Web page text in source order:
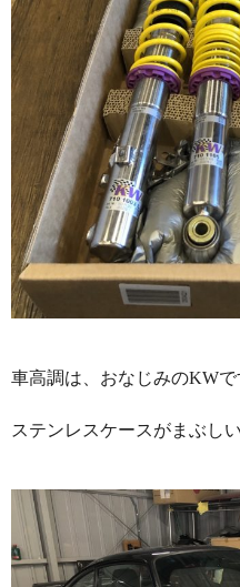
車高調は、おなじみのKWで
ステンレスケースがまぶしい